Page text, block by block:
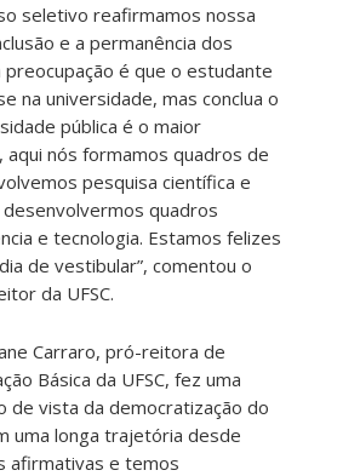
seletivo reafirmamos nossa
e a permanência dos
é que o estudante
na universidade, mas conclua o
pública é o maior
aqui nós formamos quadros de
pesquisa científica e
quadros
e tecnologia. Estamos felizes
de vestibular”, comentou o
da UFSC.
Carraro, pró-reitora de
Básica da UFSC, fez uma
de vista da democratização do
uma longa trajetória desde
afirmativas e temos